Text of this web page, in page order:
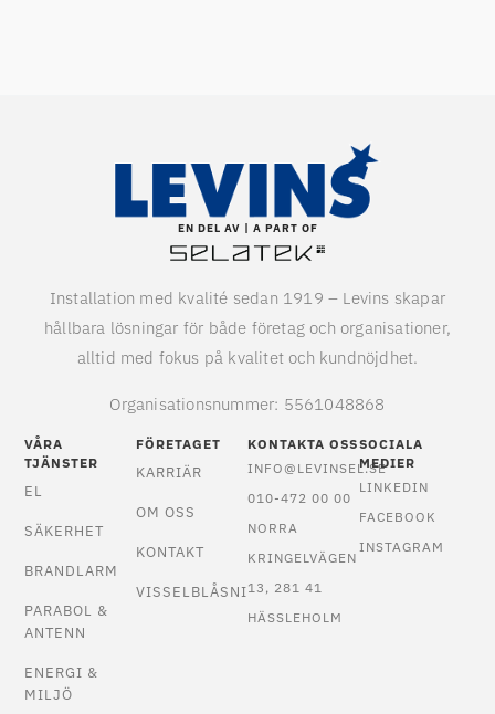
EN DEL AV | A PART OF
Installation med kvalité sedan 1919 – Levins skapar
hållbara lösningar för både företag och organisationer,
alltid med fokus på kvalitet och kundnöjdhet.
Organisationsnummer: 5561048868
VÅRA
TJÄNSTER
EL
SÄKERHET
BRANDLARM
PARABOL &
ANTENN
ENERGI &
MILJÖ
FÖRETAGET
KARRIÄR
OM OSS
KONTAKT
VISSELBLÅSNING
KONTAKTA OSS
INFO@LEVINSEL.SE
010-472 00 00
NORRA
KRINGELVÄGEN
13, 281 41
HÄSSLEHOLM
SOCIALA
MEDIER
LINKEDIN
FACEBOOK
INSTAGRAM